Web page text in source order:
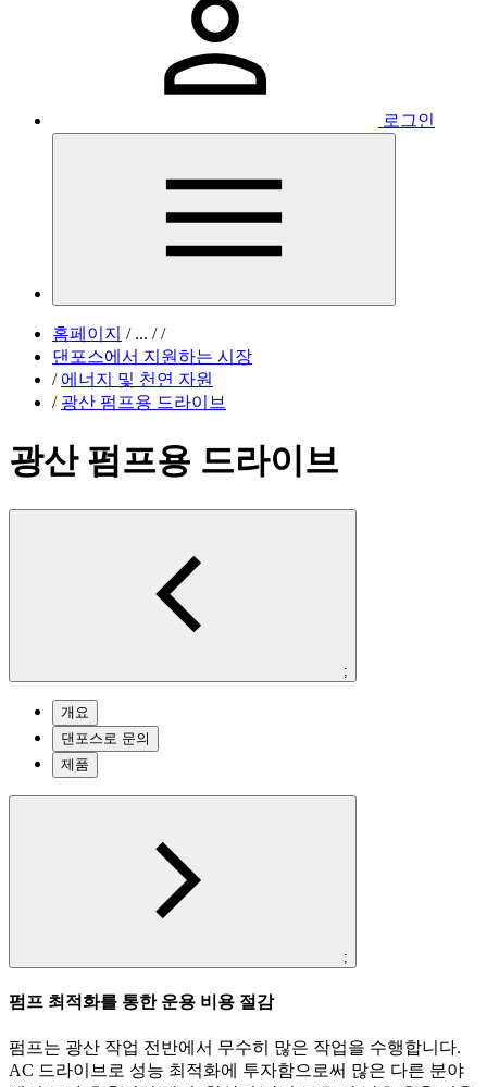
로그인
홈페이지 /... / /
댄포스에서 지원하는 시장
/ 에너지 및 천연 자원
/ 광산 펌프용 드라이브
광산 펌프용 드라이브
;
개요
댄포스로 문의
제품
;
펌프 최적화를 통한 운용 비용 절감
펌프는 광산 작업 전반에서 무수히 많은 작업을 수행합니다.
AC 드라이브로 성능 최적화에 투자함으로써 많은 다른 분야